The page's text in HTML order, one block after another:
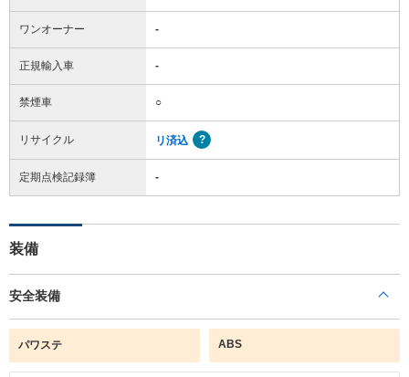
ワンオーナー -
正規輸入車 -
禁煙車 ○
リサイクル リ済込
定期点検記録簿 -
装備
安全装備
パワステ ABS